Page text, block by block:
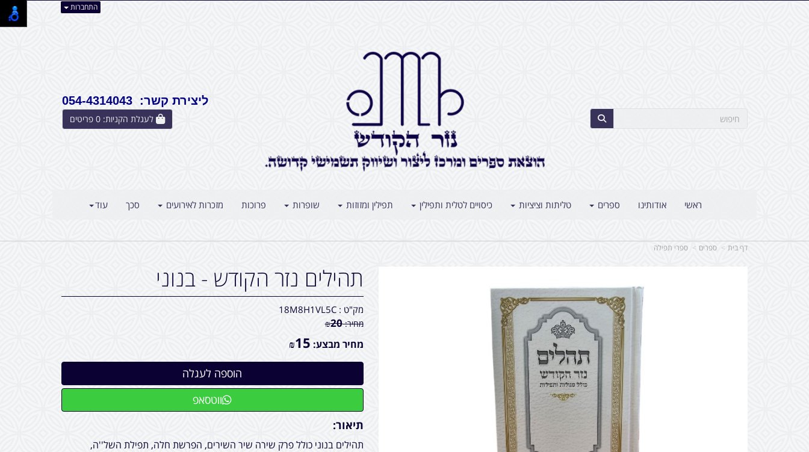
התחברות
ליצירת קשר: 054-4314043
0
ראשי אודותינו ספרים טליתות וציציות כיסויים לטלית ותפילין תפילין ומזוזות שופרות פרוכות מזכרות לאירועים סכך עוד
דף בית ספרים ספרי תפילה
תהילים נזר הקודש - בנוני
מק"ט :18M8H1VL5C
מחיר: ₪20
מחיר מבצע: ₪15
ווטסאפ
תיאור:
תהילים בנוני כולל פרק שירה שיר השירים, הפרשת חלה, תפילת השל''ה,